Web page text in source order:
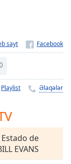
sayt
Playlist Əlaqələr
de
EVANS